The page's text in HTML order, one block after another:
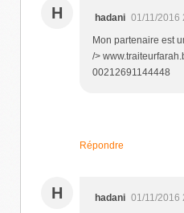
H hadani 01/11/2016
Mon partenaire est
/>
00212691144448
Répondre
H hadani 01/11/2016